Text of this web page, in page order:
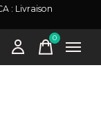
: Livraison
0items